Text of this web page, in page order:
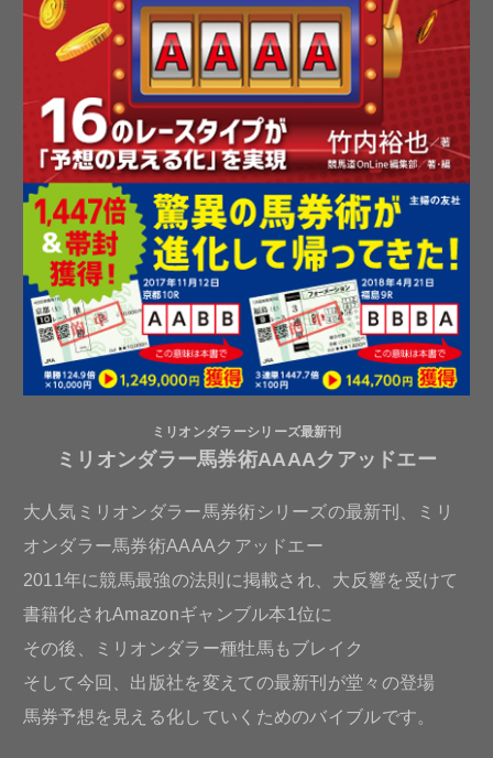
ミリオンダラーシリーズ最新刊
ミリオンダラー馬券術AAAAクアッドエー
大人気ミリオンダラー馬券術シリーズの最新刊、ミリ
オンダラー馬券術AAAAクアッドエー
2011年に競馬最強の法則に掲載され、大反響を受けて
書籍化されAmazonギャンブル本1位に
その後、ミリオンダラー種牡馬もブレイク
そして今回、出版社を変えての最新刊が堂々の登場
馬券予想を見える化していくためのバイブルです。